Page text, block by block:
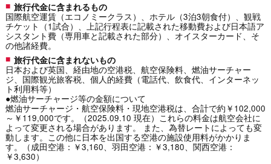
旅行代金に含まれるもの
国際航空運賃（エコノミークラス）、ホテル（3泊3朝食付）、観戦
チケット（1試合）、上記行程表に記載された移動費および日本語ア
シスタント費（専用車と記載された部分）、オイスターカード、そ
の他諸経費。
旅行代金に含まれないもの
日本および英国、経由地の空港税、航空保険料、燃油サーチャー
ジ、国際観光旅客税、個人的経費（電話代、飲食代、インターネッ
ト利用料等）
●燃油サーチャージ等の金額について
燃油サーチャージ・航空保険料・現地空港税は、合計で約￥102,000
～￥119,000です。（2025.09.10 現在）これらの料金は航空会社に
よって変更される場合があります。 また、為替レートによっても変
動します。この他に日本を出国する空港の施設使用料がかかりま
す。（成田空港：￥3,160、羽田空港：￥3,180、関西空港：
￥3,630）